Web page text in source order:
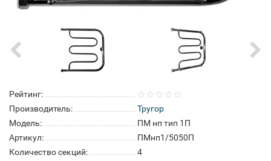
Рейтинг:
Производитель:
Тругор
Модель:
ПМ нп тип 1П
Артикул:
ПМнп1/5050П
Количество секций:
4